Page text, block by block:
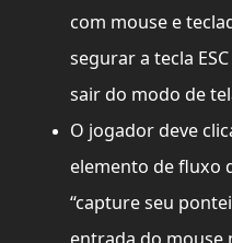
com mouse e
segurar a tecla
sair do modo de
O jogador deve
elemento de fluxo
“capture seu